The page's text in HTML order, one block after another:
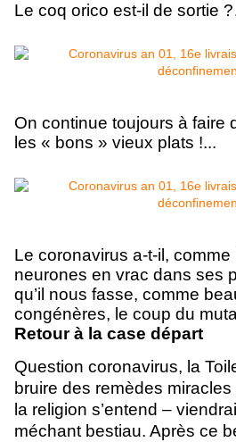
Le coq orico est-il de sortie
On continue toujours à faire
les « bons » vieux plats !...
Le coronavirus a-t-il, comme
neurones en vrac dans ses
qu’il nous fasse, comme
congénères, le coup du
Retour à la case départ
Question coronavirus, la
bruire des remèdes
la religion s’entend –
méchant bestiau. Après ce